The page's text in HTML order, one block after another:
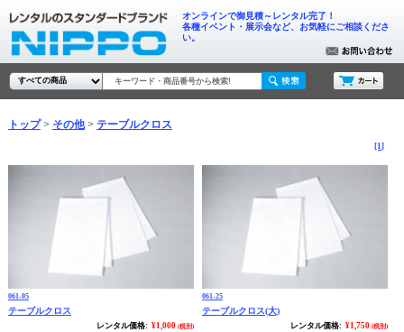
オンラインで御見積～レンタル完了！
各種イベント・展示会など、お気軽にご相談くださ
い。
トップ その他 テーブルクロス
[1]
061-05
テーブルクロス
レンタル価格:¥1,000 (税別)
061-25
テーブルクロス(大)
レンタル価格:¥1,750 (税別)